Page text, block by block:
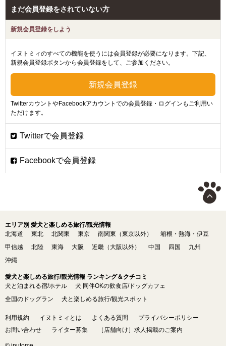
まだ会員登録をされていない方
新規会員登録をしよう
イヌトミィのすべての機能を使うには会員登録が必要になります。下記、
新規会員登録ボタンから会員登録をして、ご参加ください。
TwitterカウントやFacebookアカウントでの会員登録・ログインもご利用い
ただけます。
エリア別 愛犬と楽しめる旅行/観光情報
北海道
東北 北関東 東京 南関東（東京以外）
箱根・熱海・伊豆
甲信越
北陸 東海 大阪 近畿（大阪以外） 中国 四国
九州
沖縄
愛犬と楽しめる旅行/観光情報 ランキング＆クチコミ
犬と泊まれる宿/ホテル
犬 同伴OKの飲食店/ドッグカフェ
全国のドッグラン
犬と楽しめる旅行/観光スポット
利用規約 イヌトミィとは よくある質問
プライバシーポリシー
お問い合わせ
ライター募集 ［店舗向け］求人掲載のご案内